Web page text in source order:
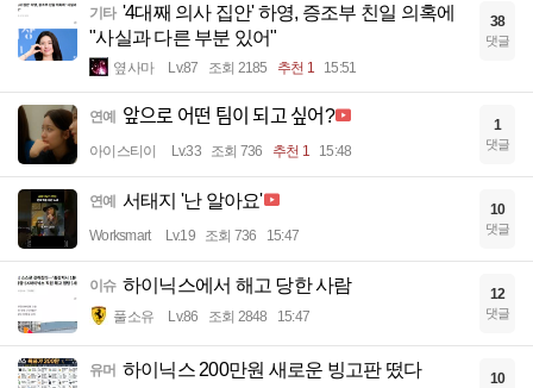
기타 '4대째 의사 집안' 하영, 증조부 친일 의혹에
"사실과 다른 부분 있어"
옆사마 Lv.87 조회 2185 추천 1 15:51
38
댓글
연예 앞으로 어떤 팀이 되고 싶어?
아이스티이 Lv.33 조회 736 추천 1 15:48
1
댓글
연예 서태지 '난 알아요'
Worksmart Lv.19 조회 736 15:47
10
댓글
이슈 하이닉스에서 해고 당한 사람
풀소유 Lv.86 조회 2848 15:47
12
댓글
유머 하이닉스 200만원 새로운 빙고판 떴다 10